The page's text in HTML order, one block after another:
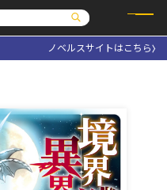
通販・NEWS
OVERLAP STORE
オーバーラップ広報室
プ文庫
ノベルスサイトはこちら